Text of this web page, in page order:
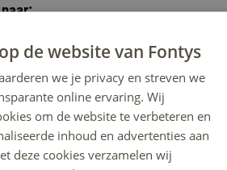
van voltijd- en
en trainingen
van onze opleidingen
van de accreditaties
de website van Fontys
we je privacy en streven we
online ervaring. Wij
om de website te verbeteren en
inhoud en advertenties aan
deze cookies verzamelen wij